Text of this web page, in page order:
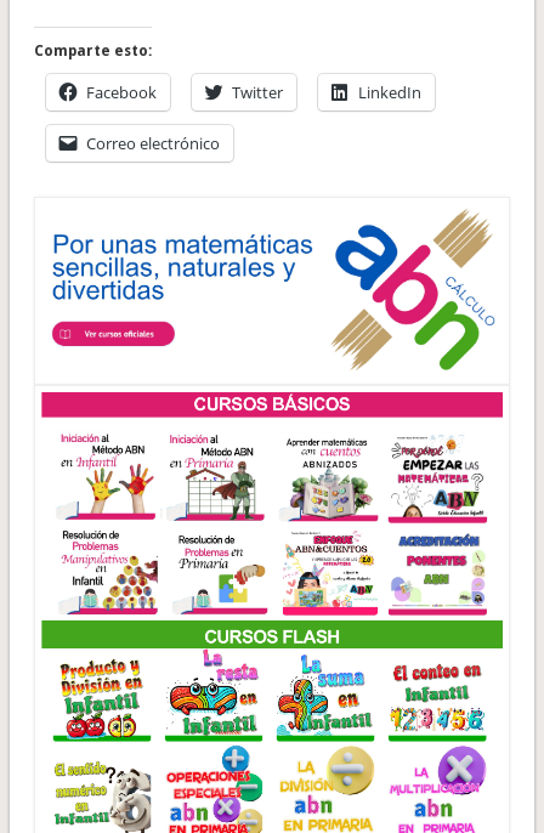
Comparte esto:
Facebook Twitter LinkedIn
Correo electrónico